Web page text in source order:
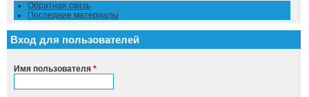
Обратная связь
Последние материалы
Вход для пользователей
Имя пользователя *